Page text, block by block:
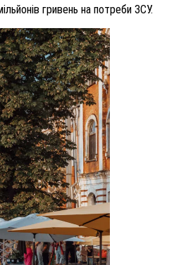
гривень на потреби ЗСУ.